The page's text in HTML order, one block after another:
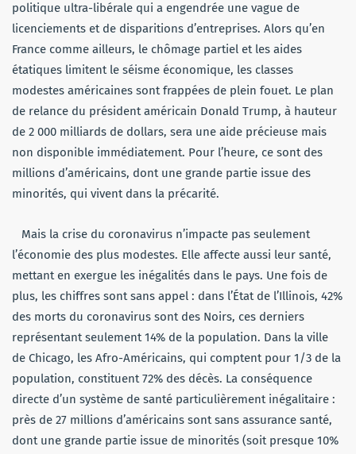
politique ultra-libérale qui a engendrée une vague de
licenciements et de disparitions d’entreprises. Alors qu’en
France comme ailleurs, le chômage partiel et les aides
étatiques limitent le séisme économique, les classes
modestes américaines sont frappées de plein fouet. Le plan
de relance du président américain Donald Trump, à hauteur
de 2 000 milliards de dollars, sera une aide précieuse mais
non disponible immédiatement. Pour l’heure, ce sont des
millions d’américains, dont une grande partie issue des
minorités, qui vivent dans la précarité.
Mais la crise du coronavirus n’impacte pas seulement
l’économie des plus modestes. Elle affecte aussi leur santé,
mettant en exergue les inégalités dans le pays. Une fois de
plus, les chiffres sont sans appel : dans l’État de l’Illinois, 42%
des morts du coronavirus sont des Noirs, ces derniers
représentant seulement 14% de la population. Dans la ville
de Chicago, les Afro-Américains, qui comptent pour 1/3 de la
population, constituent 72% des décès. La conséquence
directe d’un système de santé particulièrement inégalitaire :
près de 27 millions d’américains sont sans assurance santé,
dont une grande partie issue de minorités (soit presque 10%